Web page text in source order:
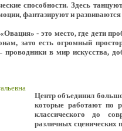
способности. Здесь
фантазируют и развиваются
- это место, где дети
зато есть огромный
в мир искусства,
Центр объединил
которые работают по
классического до
различных сценических